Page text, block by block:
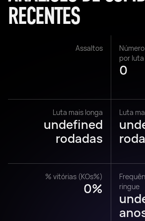
RECENTES
Assaltos
por luta
0
Luta mais longa
undefined
rodadas
Luta
% vitórias (KOs%)
0%
ringue